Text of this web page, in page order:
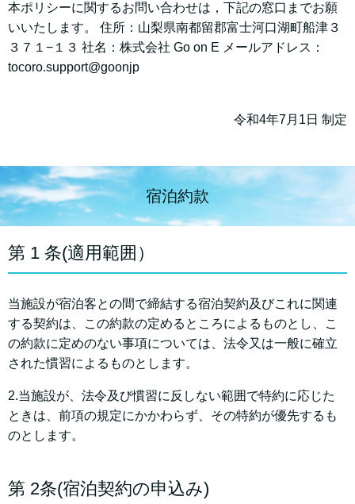
本ポリシーに関するお問い合わせは，下記の窓⼝までお願
いいたします。 住所：⼭梨県南都留郡富⼠河⼝湖町船津３
３７１−１３ 社名：株式会社 Go on E メールアドレス：
tocoro.support@goonjp
令和4年7月1日 制定
宿泊約款
第 1 条(適用範囲）
当施設が宿泊客との間で締結する宿泊契約及びこれに関連
する契約は、この約款の定めるところによるものとし、こ
の約款に定めのない事項については、法令又は一般に確立
された慣習によるものとします。
2.当施設が、法令及び慣習に反しない範囲で特約に応じた
ときは、前項の規定にかかわらず、その特約が優先するも
のとします。
第 2条(宿泊契約の申込み)